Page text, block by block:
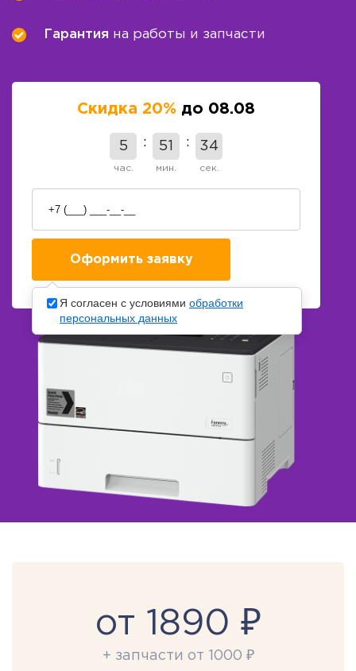
Гарантия на работы и запчасти
Скидка 20% до 08.08
5
час.
51
мин.
34
сек.
от 1890 ₽
+ запчасти от 1000 ₽
Я согласен с условиями обработки
персональных данных